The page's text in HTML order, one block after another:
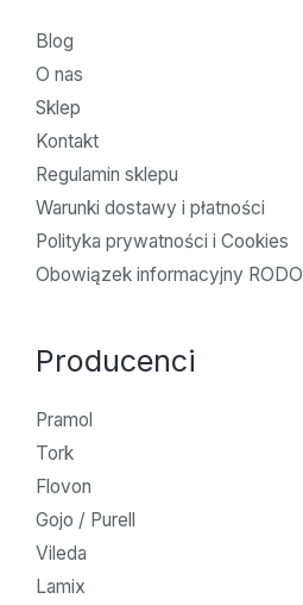
Blog
O nas
Sklep
Kontakt
Regulamin sklepu
Warunki dostawy i płatności
Polityka prywatności i Cookies
Obowiązek informacyjny RODO
Producenci
Pramol
Tork
Flovon
Gojo / Purell
Vileda
Lamix